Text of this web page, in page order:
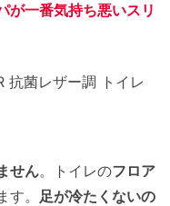
が一番気持ち悪いスリ
せん。トイレのフロア
。 足が冷たくないの